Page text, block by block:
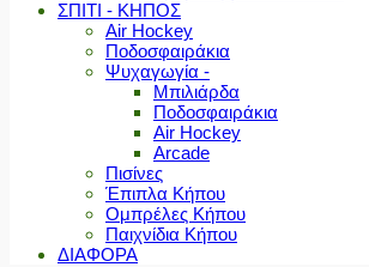
ΣΠΙΤΙ - ΚΗΠΟΣ
Air Hockey
Ποδοσφαιράκια
Ψυχαγωγία -
Μπιλιάρδα
Ποδοσφαιράκια
Air Hockey
Arcade
Πισίνες
Έπιπλα Κήπου
Ομπρέλες Κήπου
Παιχνίδια Κήπου
ΔΙΑΦΟΡΑ